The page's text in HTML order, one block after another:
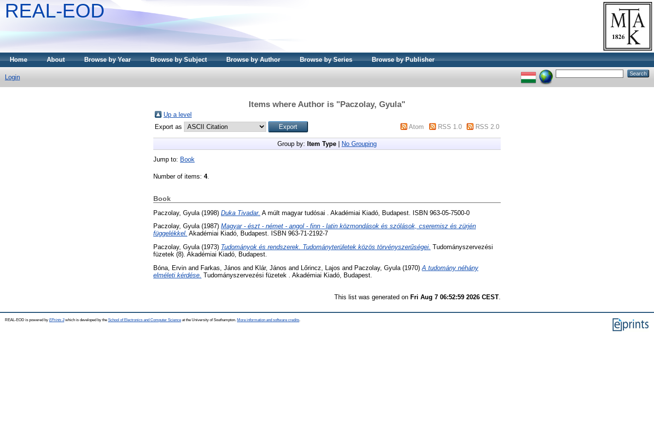
REAL-EOD
Home About Browse by Year Browse by Subject Browse by Author Browse by Series Browse by Publisher
Login
Items where Author is "Paczolay, Gyula"
Up a level
Export as
Atom RSS 1.0 RSS 2.0
Group by: Item Type No Grouping
Jump to: Book
Number of items: 4.
Book
Paczolay, Gyula (1998) Duka Tivadar. A múlt magyar tudósai . Akadémiai Kiadó, Budapest. ISBN 963-05-7500-0
Paczolay, Gyula(1987) Magyar - észt - német - angol - finn - latin közmondások és szólások, cseremisz és zürjén
függelékkel. Akadémiai Kiadó, Budapest. ISBN 963-71-2192-7
Paczolay, Gyula(1973) Tudományok és rendszerek. Tudományterületek közös törvényszerűségei. Tudományszervezési
füzetek (8). Akadémiai Kiadó, Budapest.
Bóna, Ervin and Farkas, János and Klár, János and Lőrincz, Lajos and Paczolay, Gyula (1970) A tudomány néhány
elméleti kérdése. Tudományszervezési füzetek . Akadémiai Kiadó, Budapest.
This list was generated on Fri Aug 7 06:52:59 2026 CEST
REAL-EOD is powered by EPrints 3which is developed by the School of Electronics and Computer Science at the University of Southampton. More information and software credits